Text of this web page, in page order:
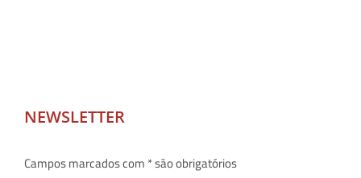
NEWSLETTER
Campos marcados com * são obrigatórios